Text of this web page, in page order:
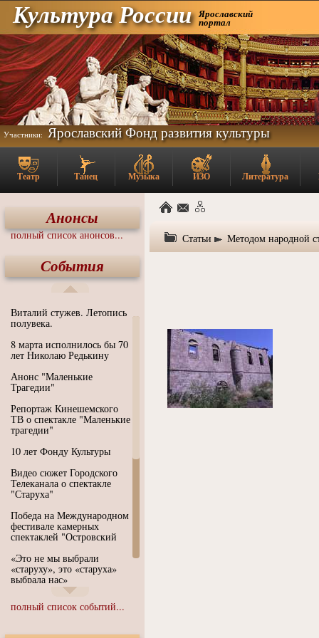
Культура России Ярославский
портал
Участники: Ярославский Фонд развития культуры
Театр Танец Музыка ИЗО Литература
Анонсы
полный список анонсов...
События
Виталий стужев. Летопись
полувека.
8 марта исполнилось бы 70
лет Николаю Редькину
Анонс "Маленькие
Трагедии"
Репортаж Кинешемского
ТВ о спектакле "Маленькие
трагедии"
10 лет Фонду Культуры
Видео сюжет Городского
Телеканала о спектакле
"Старуха"
Победа на Международном
фестивале камерных
спектаклей "Островский
«Это не мы выбрали
«старуху», это «старуха»
выбрала нас»
Иммерсивный спектакль
"Язык чистого полета
полный список событий...
Статьи Методом народной